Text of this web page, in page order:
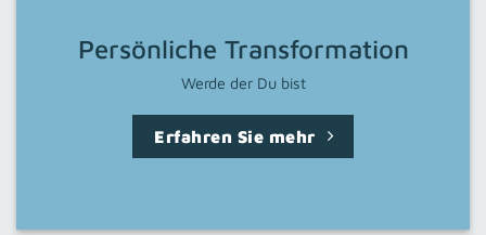
Persönliche Transformation
Werde der Du bist
Erfahren Sie mehr